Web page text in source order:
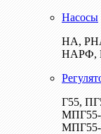
Насосы
НА,
НАРФ,
Г55,
МПГ55-